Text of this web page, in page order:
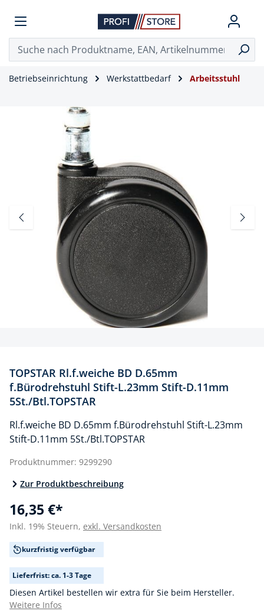
Betriebseinrichtung Werkstattbedarf Arbeitsstuhl
TOPSTAR Rl.f.weiche BD D.65mm
f.Bürodrehstuhl Stift-L.23mm Stift-D.11mm
5St./Btl.TOPSTAR
Rl.f.weiche BD D.65mm f.Bürodrehstuhl Stift-L.23mm
Stift-D.11mm 5St./Btl.TOPSTAR
Produktnummer: 9299290
Zur Produktbeschreibung
16,35 €*
Inkl. 19% Steuern, exkl. Versandkosten
kurzfristig verfügbar
Lieferfrist: ca. 1-3 Tage
Diesen Artikel bestellen wir extra für Sie beim Hersteller.
Weitere Infos